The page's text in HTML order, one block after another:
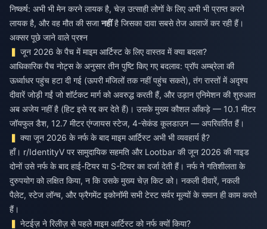
निष्कर्ष: अभी भी मेन करने लायक है, चेज़ उत्साही लोगों के लिए अभी भी प्राप्त करने
लायक है, और वह मौत की सजानहींहै जिसका दावा सबसे तेज आवाजें कर रही हैं।
अक्सर पूछे जाने वाले प्रश्न
जून 2026 के पैच में माइम आर्टिस्ट के लिए वास्तव में क्या बदला?
आधिकारिक पैच नोट्स के अनुसार तीन पुष्टि किए गए बदलाव: प्रॉप अम्ब्रेला की
ऊर्ध्वाधर पहुंच हटा दी गई (ऊपरी मंजिलों तक नहीं पहुंच सकते), तंग रास्तों में अदृश्य
दीवारें जोड़ी गईं जो शॉर्टकट मार्ग को अवरुद्ध करती हैं, और उड़ान एनिमेशन की शुरुआत
अब अजेय नहीं है (हिट इसे रद्द कर देते हैं)। उसके मुख्य कौशल आँकड़े — 10.1 मीटर
जॉयफुल डैश, 12.7 मीटर एंग्जायस स्टेज, 4-सेकंड कूलडाउन — अपरिवर्तित हैं।
क्या जून 2026 के नर्फ के बाद माइम आर्टिस्ट अभी भी व्यवहार्य है?
हाँ। r/IdentityV पर सामुदायिक सहमति और Lootbar की जून 2026 की गाइड
दोनों उसे नर्फ के बाद हाई-टियर या S-टियर का दर्जा देती हैं। नर्फ ने गतिशीलता के
दुरुपयोग को लक्षित किया, न कि उसके मुख्य चेज़ किट को। नकली दीवारें, नकली
पैलेट, स्टेज लॉन्च, और फ्रैगमेंट इकोनॉमी सभी टेस्ट सर्वर मूल्यों के समान ही काम करते
हैं।
नेटईज़ ने रिलीज़ से पहले माइम आर्टिस्ट को नर्फ क्यों किया?